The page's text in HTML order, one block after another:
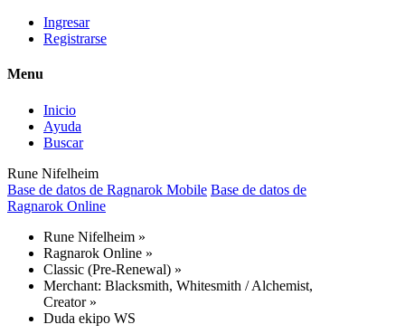
Ingresar
Registrarse
Menu
Inicio
Ayuda
Buscar
Rune Nifelheim
Base de datos de Ragnarok Mobile Base de datos de
Ragnarok Online
Rune Nifelheim »
Ragnarok Online »
Classic (Pre-Renewal) »
Merchant: Blacksmith, Whitesmith / Alchemist,
Creator»
Duda ekipo WS